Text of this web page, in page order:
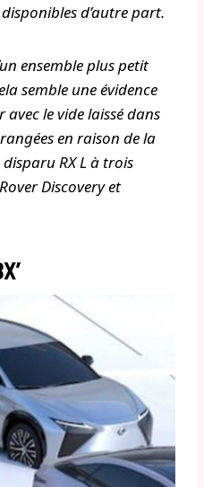
d’autre part.
ensemble plus petit
semble une évidence
le vide laissé dans
en raison de la
RX L à trois
Discovery et